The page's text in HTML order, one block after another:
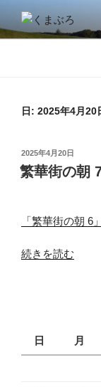
ン
テ
くまぶろ
くまが入る温泉じ
日: 2025年4月20
投
稿
日:
2025年4月20日
繁華街の朝
「繁華街の朝 6」
“繁
の
続きを読む
日
月